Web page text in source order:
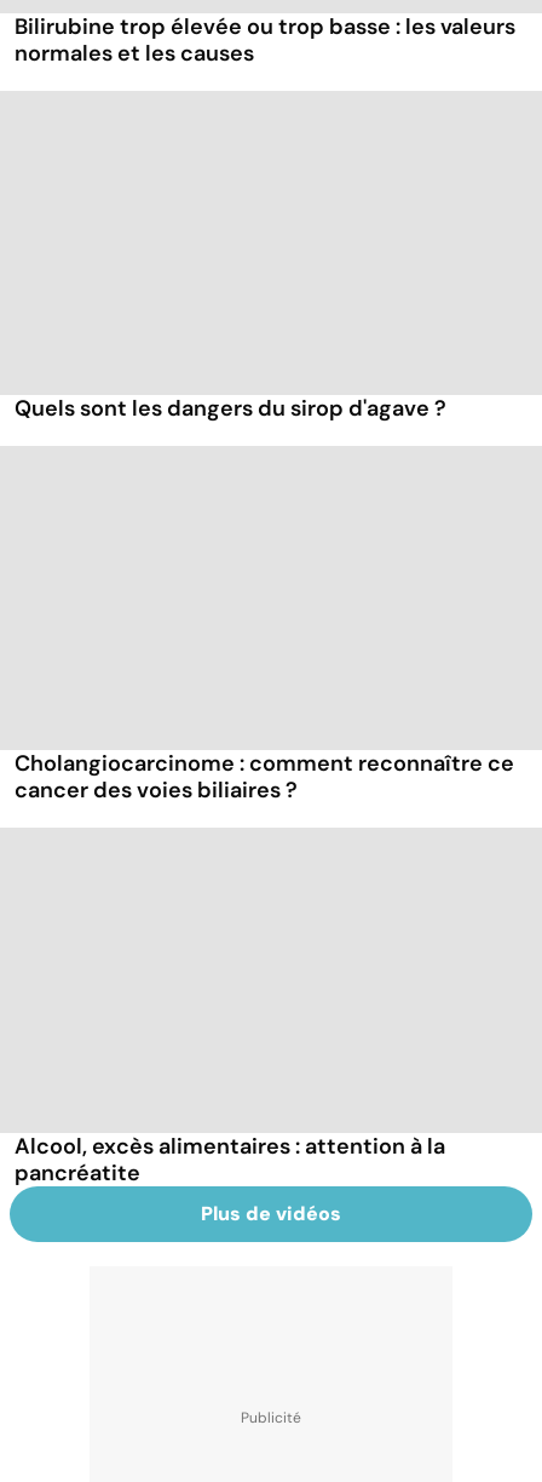
Bilirubine trop élevée ou trop basse : les valeurs
normales et les causes
Quels sont les dangers du sirop d'agave ?
Cholangiocarcinome : comment reconnaître ce
cancer des voies biliaires ?
Alcool, excès alimentaires : attention à la
pancréatite
Plus de vidéos